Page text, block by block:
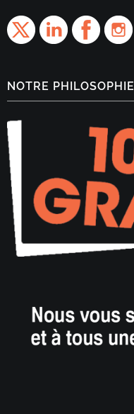
NOTRE PHILOSOPHIE